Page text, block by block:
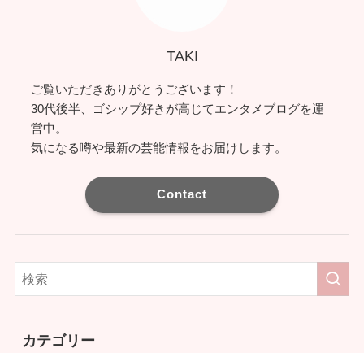
TAKI
ご覧いただきありがとうございます！
30代後半、ゴシップ好きが高じてエンタメブログを運
営中。
気になる噂や最新の芸能情報をお届けします。
Contact
カテゴリー